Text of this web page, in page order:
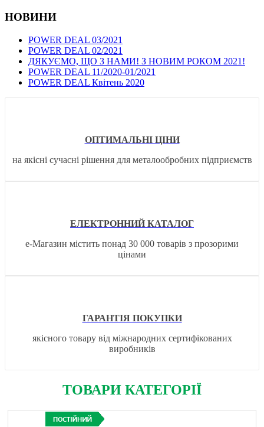
НОВИНИ
POWER DEAL 03/2021
POWER DEAL 02/2021
ДЯКУЄМО, ЩО З НАМИ! З НОВИМ РОКОМ 2021!
POWER DEAL 11/2020-01/2021
POWER DEAL Квітень 2020
ОПТИМАЛЬНІ ЦІНИ
на якісні сучасні рішення для металообробних підприємств
ЕЛЕКТРОННИЙ КАТАЛОГ
е-Магазин містить понад 30 000 товарів з прозорими
цінами
ГАРАНТІЯ ПОКУПКИ
якісного товару від міжнародних сертифікованих
виробників
ТОВАРИ КАТЕГОРІЇ